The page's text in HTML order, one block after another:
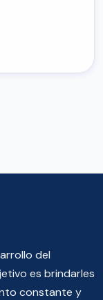
del
es brindarles
constante y